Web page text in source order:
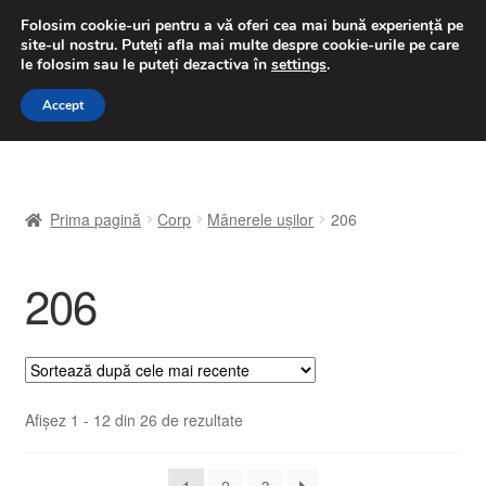
LIVRARE de la 33 lei
luni-vineri 9 a.m. - 4 p.m.031 229 6816
Sari
Sari
A lua legatura
Contul meu
Coș
Despre noi
Finalizare comandă
Prima pagină Corp Mânerele ușilor 206
206
Afișez 1 - 12 din 26 de rezultateSortat
Folosim cookie-uri pentru a vă oferi cea mai bună experiență pe
site-ul nostru. Puteți afla mai multe despre cookie-urile pe care
le folosim sau le puteți dezactiva în settings.
Accept